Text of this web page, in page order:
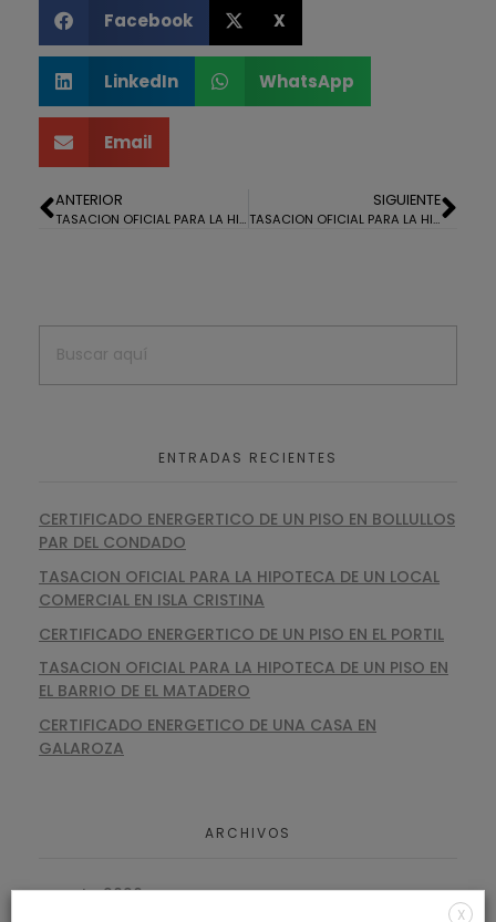
Facebook X
LinkedIn WhatsApp
Email
ANTERIOR
TASACION OFICIAL PARA LA HIPOTECA DE UN PISO EN ISLA CRISTINA
SIGUIENTE
TASACION OFICIAL PARA LA HIPOTECA DE UNA CASA EN EL ALMENDRO
ENTRADAS RECIENTES
CERTIFICADO ENERGERTICO DE UN PISO EN BOLLULLOS
PAR DEL CONDADO
TASACION OFICIAL PARA LA HIPOTECA DE UN LOCAL
COMERCIAL EN ISLA CRISTINA
CERTIFICADO ENERGERTICO DE UN PISO EN EL PORTIL
TASACION OFICIAL PARA LA HIPOTECA DE UN PISO EN
EL BARRIO DE EL MATADERO
CERTIFICADO ENERGETICO DE UNA CASA EN
GALAROZA
ARCHIVOS
agosto 2026
X